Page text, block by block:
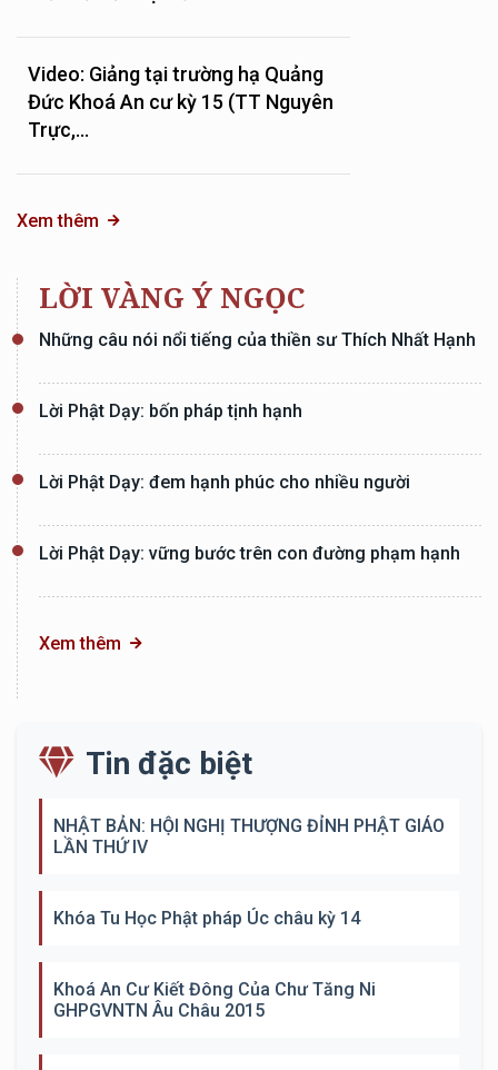
Video: Giảng tại trường hạ Quảng
Đức Khoá An cư kỳ 15 (TT Nguyên
Trực,...
Xem thêm
LỜI VÀNG Ý NGỌC
Những câu nói nổi tiếng của thiền sư Thích Nhất Hạnh
Lời Phật Dạy: bốn pháp tịnh hạnh
Lời Phật Dạy: đem hạnh phúc cho nhiều người
Lời Phật Dạy: vững bước trên con đường phạm hạnh
Xem thêm
Tin đặc biệt
NHẬT BẢN: HỘI NGHỊ THƯỢNG ĐỈNH PHẬT GIÁO
LẦN THỨ IV
Khóa Tu Học Phật pháp Úc châu kỳ 14
Khoá An Cư Kiết Đông Của Chư Tăng Ni
GHPGVNTN Âu Châu 2015